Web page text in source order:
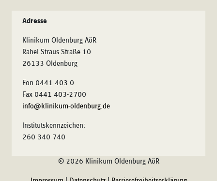
Adresse
Klinikum Oldenburg AöR
Rahel-Straus-Straße 10
26133 Oldenburg
Fon 0441 403-0
Fax 0441 403-2700
info@klinikum-oldenburg.de
Institutskennzeichen:
260 340 740
© 2026 Klinikum Oldenburg AöR